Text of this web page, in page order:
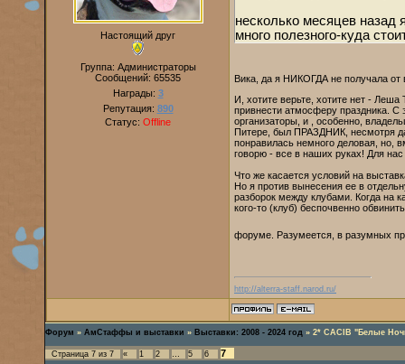
Настоящий друг
Группа: Администраторы
Сообщений: 65535
Награды: 3
Репутация: 890
Статус: Offline
несколько месяцев назад
много полезного-куда
Вика, да я НИКОГДА не получала от
И, хотите верьте, хотите нет -
привнести атмосферу праздника. С
организаторы, и , особенно,
Питере, был ПРАЗДНИК, несмотря
понравилась немного деловая, но,
говорю - все в наших руках! Для нас
Что же касается условий на
Но я против вынесения ее в
разборок между клубами. Когда на
кого-то (клуб) беспочвенно
форуме. Разумеется, в разумных
http://alterra-staff.narod.ru/
Форум » АмСтаффы и выставки » Выставки: 2008 - 2024 год » 2* CACIB "Белые
Страница 7 из 7 « 1 2 … 5 6 7